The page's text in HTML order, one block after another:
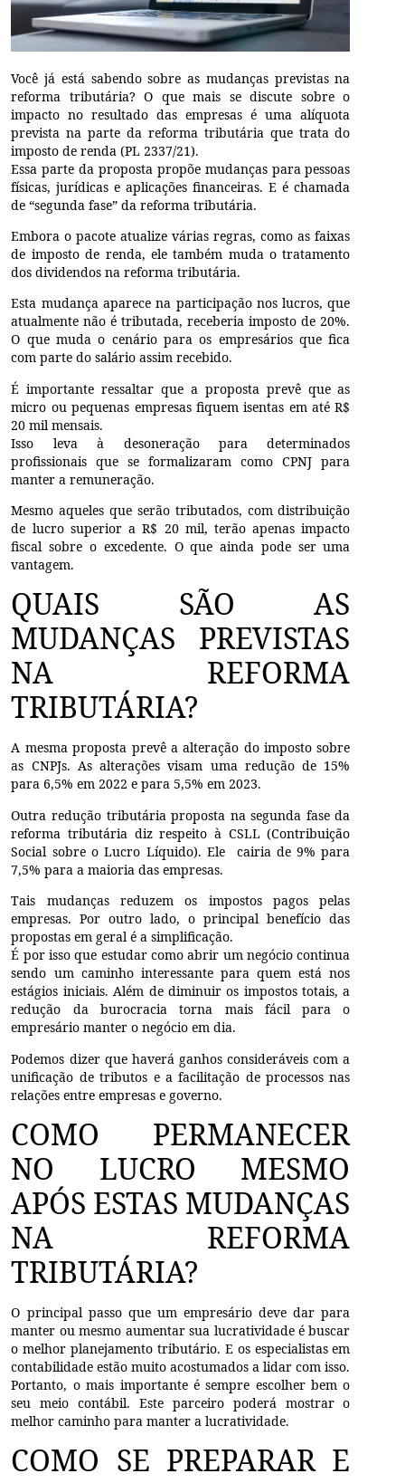
Você já está sabendo sobre as mudanças previstas na
reforma tributária? O que mais se discute sobre o
impacto no resultado das empresas é uma alíquota
prevista na parte da reforma tributária que trata do
imposto de renda (PL 2337/21).
Essa parte da proposta propõe mudanças para pessoas
físicas, jurídicas e aplicações financeiras. E é chamada
de “segunda fase” da reforma tributária.
Embora o pacote atualize várias regras, como as faixas
de imposto de renda, ele também muda o tratamento
dos dividendos na reforma tributária.
Esta mudança aparece na participação nos lucros, que
atualmente não é tributada, receberia imposto de 20%.
O que muda o cenário para os empresários que fica
com parte do salário assim recebido.
É importante ressaltar que a proposta prevê que as
micro ou pequenas empresas fiquem isentas em até R$
20 mil mensais.
Isso leva à desoneração para determinados
profissionais que se formalizaram como CPNJ para
manter a remuneração.
Mesmo aqueles que serão tributados, com distribuição
de lucro superior a R$ 20 mil, terão apenas impacto
fiscal sobre o excedente. O que ainda pode ser uma
vantagem.
QUAIS SÃO AS
MUDANÇAS PREVISTAS
NA REFORMA
TRIBUTÁRIA?
A mesma proposta prevê a alteração do imposto sobre
as CNPJs. As alterações visam uma redução de 15%
para 6,5% em 2022 e para 5,5% em 2023.
Outra redução tributária proposta na segunda fase da
reforma tributária diz respeito à CSLL (Contribuição
Social sobre o Lucro Líquido). Ele cairia de 9% para
7,5% para a maioria das empresas.
Tais mudanças reduzem os impostos pagos pelas
empresas. Por outro lado, o principal benefício das
propostas em geral é a simplificação.
É por isso que estudar como abrir um negócio continua
sendo um caminho interessante para quem está nos
estágios iniciais. Além de diminuir os impostos totais, a
redução da burocracia torna mais fácil para o
empresário manter o negócio em dia.
Podemos dizer que haverá ganhos consideráveis ​​com a
unificação de tributos e a facilitação de processos nas
relações entre empresas e governo.
COMO PERMANECER
NO LUCRO MESMO
APÓS ESTAS MUDANÇAS
NA REFORMA
TRIBUTÁRIA?
O principal passo que um empresário deve dar para
manter ou mesmo aumentar sua lucratividade é buscar
o melhor planejamento tributário. E os especialistas em
contabilidade estão muito acostumados a lidar com isso.
Portanto, o mais importante é sempre escolher bem o
seu meio contábil. Este parceiro poderá mostrar o
melhor caminho para manter a lucratividade.
COMO SE PREPARAR E